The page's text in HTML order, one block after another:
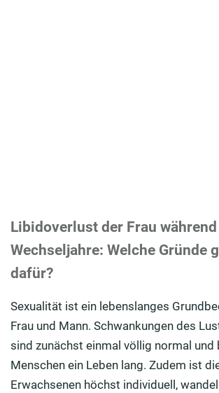
Libidoverlust der Frau
Wechseljahre: Welche Gründe
dafür?
Sexualität ist ein lebenslanges
Frau und Mann. Schwankungen des
sind zunächst einmal völlig normal und
Menschen ein Leben lang. Zudem ist
Erwachsenen höchst individuell,